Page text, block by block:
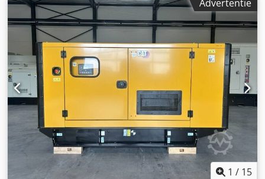
Generatorvermogen: 715 kVA Afmetingen laadruimte: 532 x
192 x 229 cm CE-markering: ja Watertankinhoud: 1082 l
Neem contact op met het DPX-team voor meer informatie.
= Verdere opties en toebehoren = - Accu Chjdpfx Amsy
Ttpfomoa - Bedieningspaneel - Stalen dak - Tankwagen
Advertentie
1 / 15